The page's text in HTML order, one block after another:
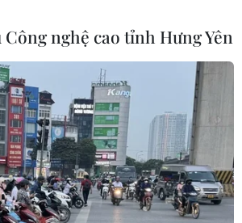
MỤC
thuế chống bán
Việt Nam
nghệ cao tỉnh Hưng Yên